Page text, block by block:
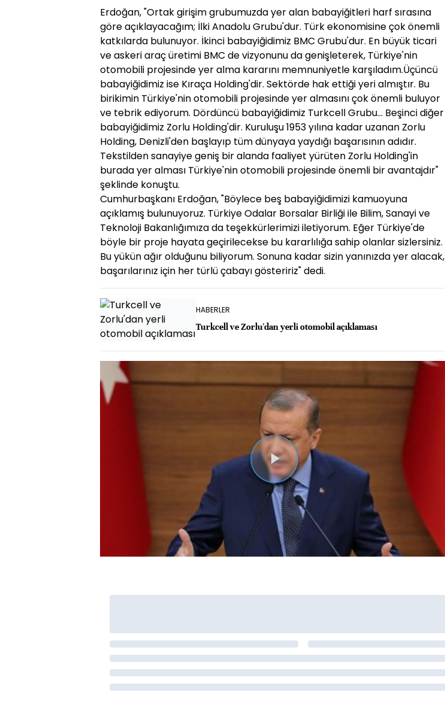
Erdoğan, "Ortak girişim grubumuzda yer alan babayiğitleri harf sırasına
göre açıklayacağım; İlki Anadolu Grubu'dur. Türk ekonomisine çok önemli
katkılarda bulunuyor. İkinci babayiğidimiz BMC Grubu'dur. En büyük ticari
ve askeri araç üretimi BMC de vizyonunu da genişleterek, Türkiye'nin
otomobili projesinde yer alma kararını memnuniyetle karşıladım.Üçüncü
babayiğidimiz ise Kıraça Holding'dir. Sektörde hak ettiği yeri almıştır. Bu
birikimin Türkiye'nin otomobili projesinde yer almasını çok önemli buluyor
ve tebrik ediyorum. Dördüncü babayiğidimiz Turkcell Grubu... Beşinci diğer
babayiğidimiz Zorlu Holding'dir. Kuruluşu 1953 yılına kadar uzanan Zorlu
Holding, Denizli'den başlayıp tüm dünyaya yaydığı başarısının adıdır.
Tekstilden sanayiye geniş bir alanda faaliyet yürüten Zorlu Holding'in
burada yer alması Türkiye'nin otomobili projesinde önemli bir avantajdır"
şeklinde konuştu.
Cumhurbaşkanı Erdoğan, "Böylece beş babayiğidimizi kamuoyuna
açıklamış bulunuyoruz. Türkiye Odalar Borsalar Birliği ile Bilim, Sanayi ve
Teknoloji Bakanlığımıza da teşekkürlerimizi iletiyorum. Eğer Türkiye'de
böyle bir proje hayata geçirilecekse bu kararlılığa sahip olanlar sizlersiniz.
Bu yükün ağır olduğunu biliyorum. Sonuna kadar sizin yanınızda yer alacak,
başarılarınız için her türlü çabayı gösteririz" dedi.
HABERLER
Turkcell ve Zorlu'dan yerli otomobil açıklaması
Videoyu
Oynat